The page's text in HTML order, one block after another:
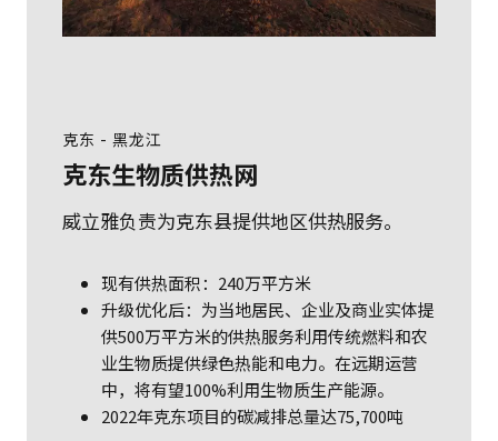
克东 - 黑龙江
克东生物质供热网
威立雅负责为克东县提供地区供热服务。
现有供热面积：240万平方米
升级优化后：为当地居民、企业及商业实体提
供500万平方米的供热服务利用传统燃料和农
业生物质提供绿色热能和电力。在远期运营
中，将有望100%利用生物质生产能源。
2022年克东项目的碳减排总量达75,700吨